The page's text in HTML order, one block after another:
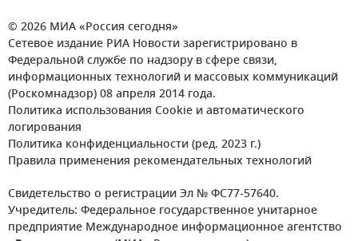
© 2026 МИА «Россия сегодня»
Сетевое издание РИА Новости зарегистрировано в
Федеральной службе по надзору в сфере связи,
информационных технологий и массовых коммуникаций
(Роскомнадзор) 08 апреля 2014 года.
Политика использования Cookie и автоматического
логирования
Политика конфиденциальности (ред. 2023 г.)
Правила применения рекомендательных технологий
Свидетельство о регистрации Эл № ФС77-57640.
Учредитель: Федеральное государственное унитарное
предприятие Международное информационное агентство